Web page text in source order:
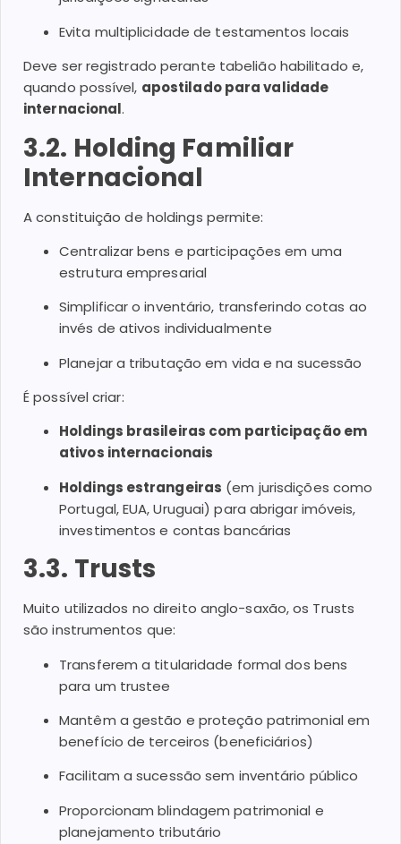
Evita multiplicidade de testamentos locais
Deve ser registrado perante tabelião habilitado e,
quando possível, apostilado para validade
internacional.
3.2. Holding Familiar
Internacional
A constituição de holdings permite:
Centralizar bens e participações em uma
estrutura empresarial
Simplificar o inventário, transferindo cotas ao
invés de ativos individualmente
Planejar a tributação em vida e na sucessão
É possível criar:
Holdings brasileiras com participação em
ativos internacionais
Holdings estrangeiras (em jurisdições como
Portugal, EUA, Uruguai) para abrigar imóveis,
investimentos e contas bancárias
3.3. Trusts
Muito utilizados no direito anglo-saxão, os Trusts
são instrumentos que:
Transferem a titularidade formal dos bens
para um trustee
Mantêm a gestão e proteção patrimonial em
benefício de terceiros (beneficiários)
Facilitam a sucessão sem inventário público
Proporcionam blindagem patrimonial e
planejamento tributário